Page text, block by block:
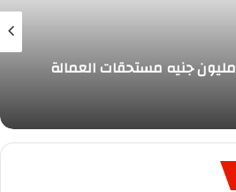
سعفان: تحويل 3.1 مليون جنيه مستحقات العمالة